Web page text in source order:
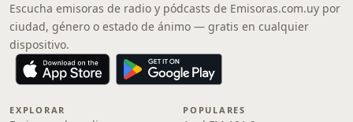
Escucha emisoras de radio y pódcasts de Emisoras.com.uy por
ciudad, género o estado de ánimo — gratis en cualquier
dispositivo.
EXPLORAR POPULARES